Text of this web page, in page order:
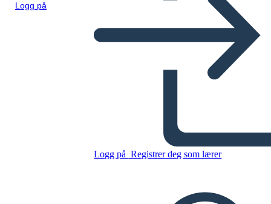
Logg på
Logg på Registrer deg som lærer